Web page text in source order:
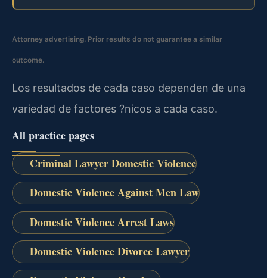
Attorney advertising. Prior results do not guarantee a similar
outcome.
Los resultados de cada caso dependen de una
variedad de factores ?nicos a cada caso.
All practice pages
Criminal Lawyer Domestic Violence
Domestic Violence Against Men Law
Domestic Violence Arrest Laws
Domestic Violence Divorce Lawyer